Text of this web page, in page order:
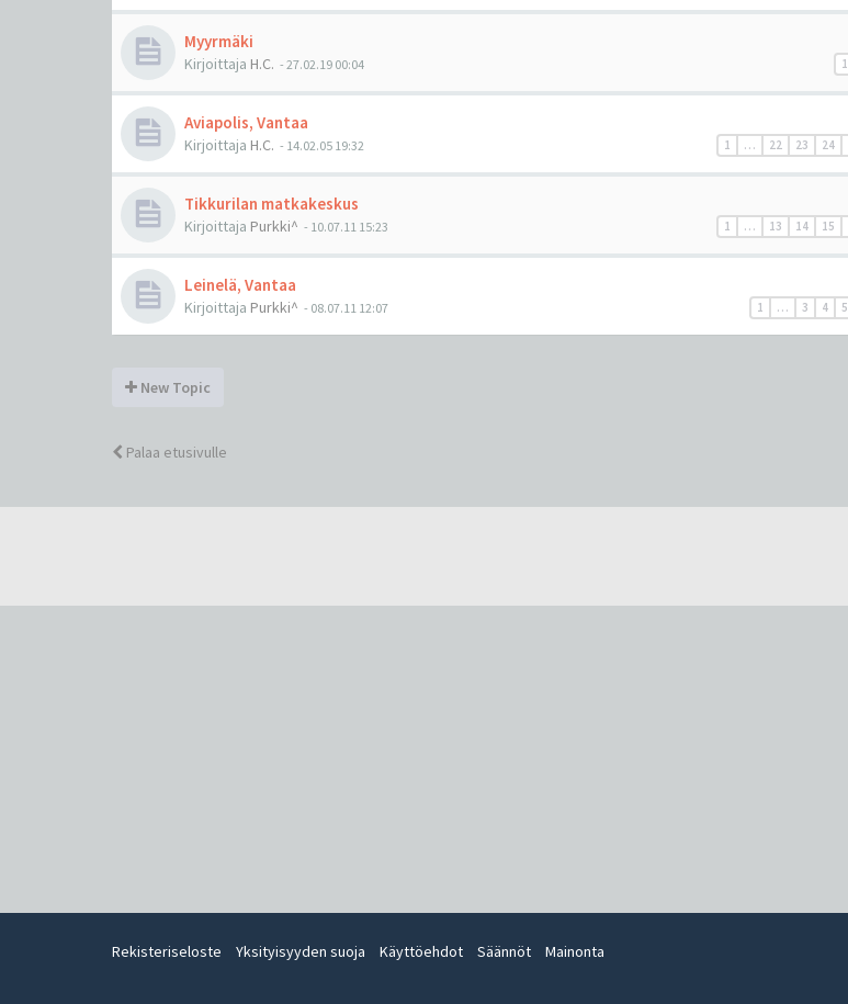
Myyrmäki
1
Kirjoittaja H.C. - 27.02.19 00:04
Aviapolis, Vantaa
1 … 22 23 24
Kirjoittaja H.C. - 14.02.05 19:32
Tikkurilan matkakeskus
1 … 13 14 15
Kirjoittaja Purkki^ - 10.07.11 15:23
Leinelä, Vantaa
1 … 3 4 5
Kirjoittaja Purkki^ - 08.07.11 12:07
New Topic
Palaa etusivulle
Rekisteriseloste Yksityisyyden suoja Käyttöehdot Säännöt Mainonta